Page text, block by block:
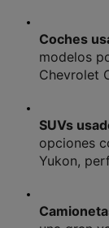
Coches
modelos
Chevrolet
SUVs
opciones
Yukon,